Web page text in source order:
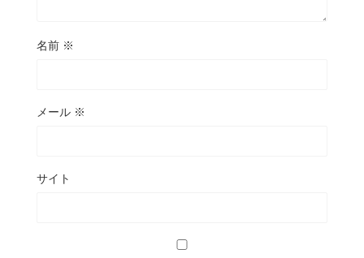
名前 ※
メール ※
サイト